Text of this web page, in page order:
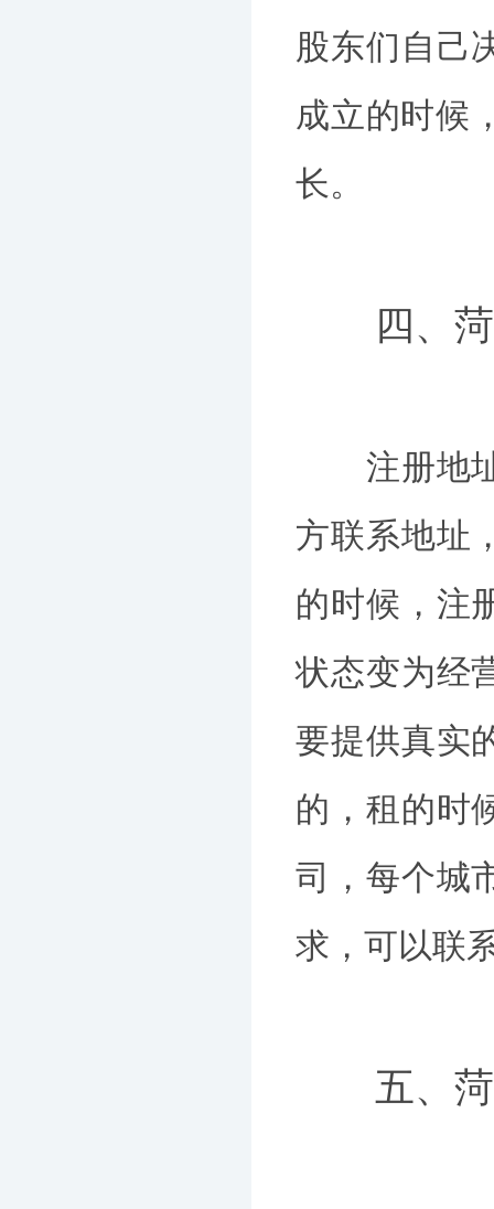
股东们自己
成立的时候
长。
四、菏
注册地址
方联系地址
的时候，注
状态变为经
要提供真实
的，租的时
司，每个城
求，可以联
五、菏